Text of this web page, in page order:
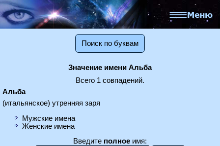
Поиск по буквам
Значение имени Альба
Всего 1 совпадений.
Альба
(итальянское) утренняя заря
Мужские имена
Женские имена
Введите полное имя: